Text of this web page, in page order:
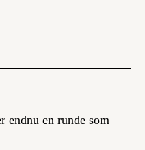
endnu en runde som